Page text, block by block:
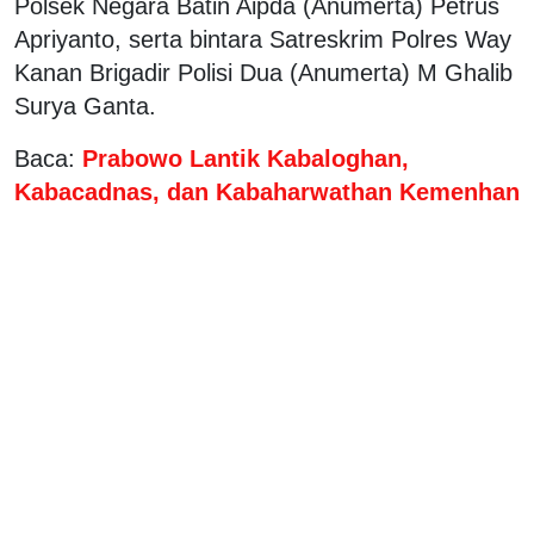
Polsek Negara Batin Aipda (Anumerta) Petrus
Apriyanto, serta bintara Satreskrim Polres Way
Kanan Brigadir Polisi Dua (Anumerta) M Ghalib
Surya Ganta.
Baca: Prabowo Lantik Kabaloghan,
Kabacadnas, dan Kabaharwathan Kemenhan